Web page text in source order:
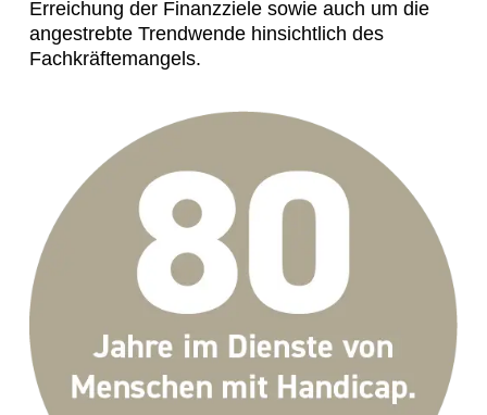
Erreichung der Finanzziele sowie auch um die
angestrebte Trendwende hinsichtlich des
Fachkräftemangels.